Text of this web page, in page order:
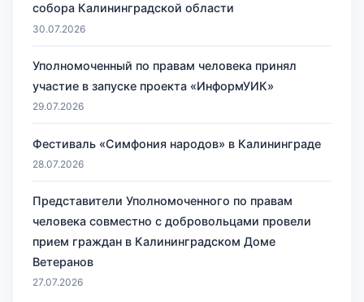
собора Калининградской области
30.07.2026
Уполномоченный по правам человека принял
участие в запуске проекта «ИнформУИК»
29.07.2026
Фестиваль «Симфония народов» в Калининграде
28.07.2026
Представители Уполномоченного по правам
человека совместно с добровольцами провели
прием граждан в Калининградском Доме
Ветеранов
27.07.2026